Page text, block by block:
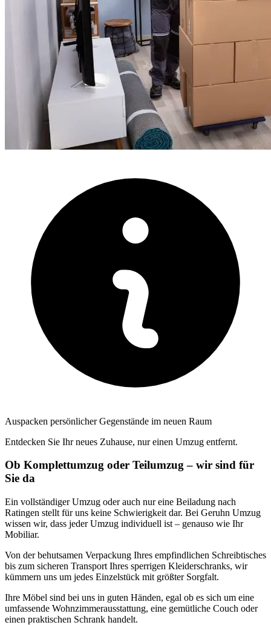
Auspacken persönlicher Gegenstände im neuen Raum
Entdecken Sie Ihr neues Zuhause, nur einen Umzug entfernt.
Ob Komplettumzug oder Teilumzug – wir sind für
Sie da
Ein vollständiger Umzug oder auch nur eine Beiladung nach
Ratingen stellt für uns keine Schwierigkeit dar. Bei Geruhn Umzug
wissen wir, dass jeder Umzug individuell ist – genauso wie Ihr
Mobiliar.
Von der behutsamen Verpackung Ihres empfindlichen Schreibtisches
bis zum sicheren Transport Ihres sperrigen Kleiderschranks, wir
kümmern uns um jedes Einzelstück mit größter Sorgfalt.
Ihre Möbel sind bei uns in guten Händen, egal ob es sich um eine
umfassende Wohnzimmerausstattung, eine gemütliche Couch oder
einen praktischen Schrank handelt.